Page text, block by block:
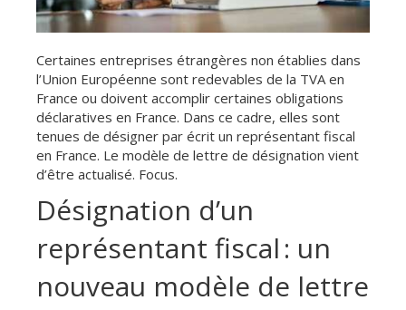
Certaines entreprises étrangères non établies dans
l’Union Européenne sont redevables de la TVA en
France ou doivent accomplir certaines obligations
déclaratives en France. Dans ce cadre, elles sont
tenues de désigner par écrit un représentant fiscal
en France. Le modèle de lettre de désignation vient
d’être actualisé. Focus.
Désignation d’un
représentant fiscal : un
nouveau modèle de lettre